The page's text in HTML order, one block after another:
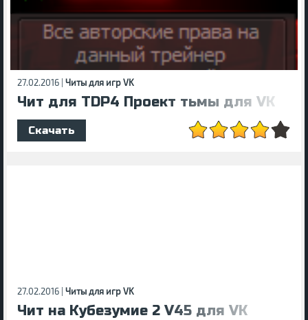
27.02.2016 | Читы для игр VK
Чит для TDP4 Проект тьмы для VK
Скачать
27.02.2016 | Читы для игр VK
Чит на Кубезумие 2 V45 для VK